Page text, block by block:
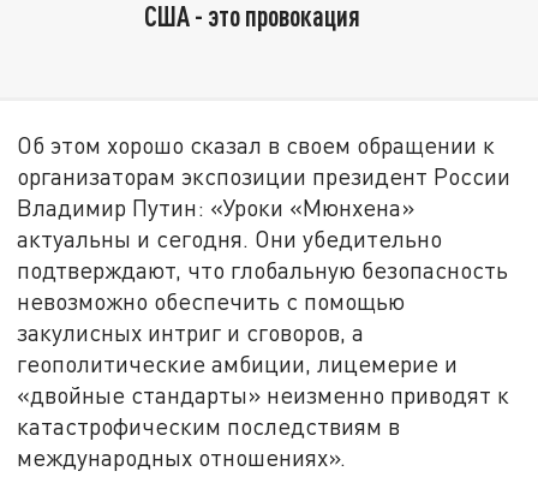
США - это провокация
Об этом хорошо сказал в своем обращении к
организаторам экспозиции президент России
Владимир Путин: «Уроки «Мюнхена»
актуальны и сегодня. Они убедительно
подтверждают, что глобальную безопасность
невозможно обеспечить с помощью
закулисных интриг и сговоров, а
геополитические амбиции, лицемерие и
«двойные стандарты» неизменно приводят к
катастрофическим последствиям в
международных отношениях».